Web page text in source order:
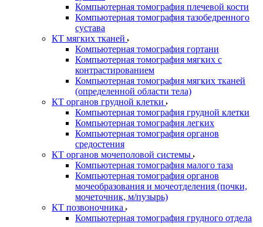
Компьютерная томография плечевой кости
Компьютерная томография тазобедренного
сустава
КТ мягких тканей
Компьютерная томография гортани
Компьютерная томография мягких с
контрастированием
Компьютерная томография мягких тканей
(определенной области тела)
КТ органов грудной клетки
Компьютерная томография грудной клетки
Компьютерная томография легких
Компьютерная томография органов
средостения
КТ органов мочеполовой системы
Компьютерная томография малого таза
Компьютерная томография органов
мочеобразования и мочеотделения (почки,
мочеточник, м/пузырь)
КТ позвоночника
Компьютерная томография грудного отдела